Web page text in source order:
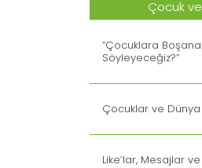
Çocuk
“Çocuklara
Söyleyeceğiz?”
Çocuklar ve
Like’lar, Mesajlar